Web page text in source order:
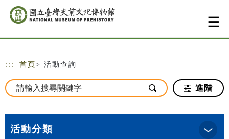
跳到主要內容
網站導覽
::: 首頁 > 活動查詢
進階
活動分類